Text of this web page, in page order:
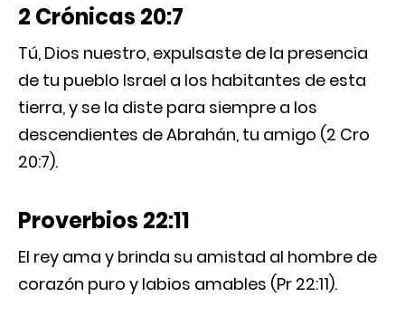
2 Crónicas 20:7
Tú, Dios nuestro, expulsaste de la presencia
de tu pueblo Israel a los habitantes de esta
tierra, y se la diste para siempre a los
descendientes de Abrahán, tu amigo (2 Cro
20:7).
Proverbios 22:11
El rey ama y brinda su amistad al hombre de
corazón puro y labios amables (Pr 22:11).